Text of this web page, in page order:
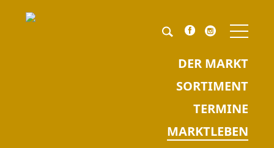
DER MARKT
SORTIMENT
TERMINE
MARKTLEBEN
Pflichtfeld
Keyword *